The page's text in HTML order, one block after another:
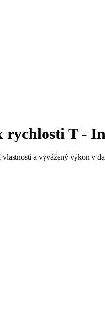
T -
a vyvážený výkon v